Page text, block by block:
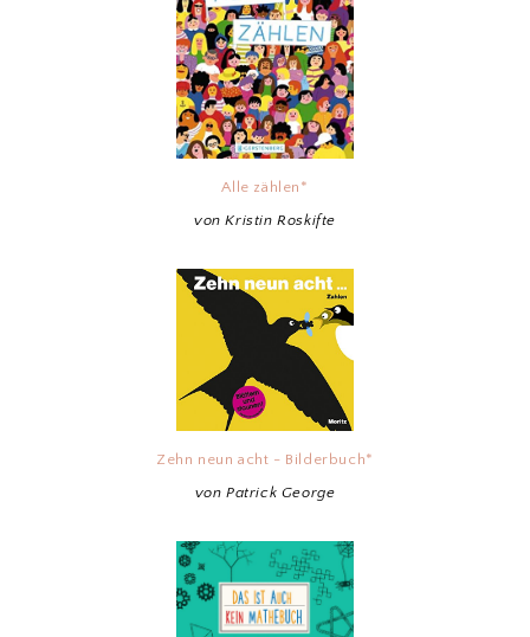
Alle zählen*
von Kristin Roskifte
Zehn neun acht - Bilderbuch*
von Patrick George